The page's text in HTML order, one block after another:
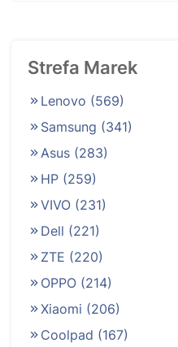
Strefa Marek
Lenovo (569)
Samsung (341)
Asus (283)
HP (259)
VIVO (231)
Dell (221)
ZTE (220)
OPPO (214)
Xiaomi (206)
Coolpad (167)